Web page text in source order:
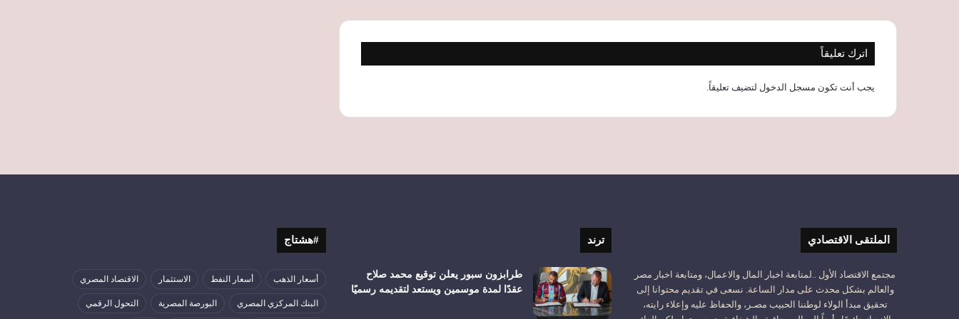
اترك تعليقاً
يجب أنت تكون مسجل الدخول لتضيف تعليقاً.
الملتقى الاقتصادي
مجتمع الاقتصاد الأول ..لمتابعة اخبار المال والاعمال، ومتابعة اخبار مصر
والعالم بشكل محدث على مدار الساعة. نسعى في تقديم محتوانا إلى
تحقيق مبدأ الولاء لوطننا الحبيب مصـر، والحفاظ عليه وإعلاء رايته،
ترند
طرابزون سبور يعلن توقيع محمد صلاح
عقدًا لمدة موسمين ويستعد لتقديمه رسميًا
#هشتاج
أسعار الذهب أسعار النفط الاستثمار الاقتصاد المصري
البنك المركزي المصري البورصة المصرية التحول الرقمي